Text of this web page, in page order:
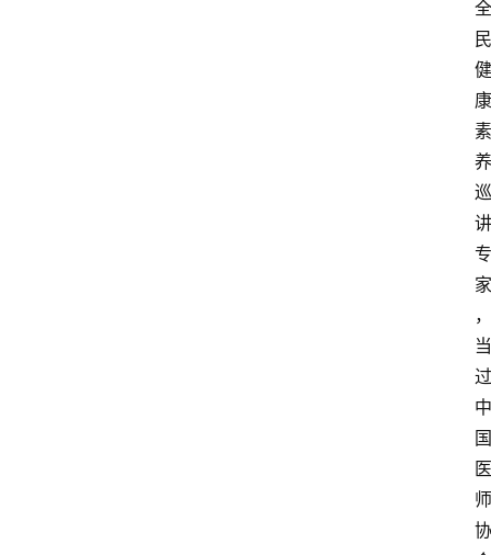
全
民
健
康
素
养
巡
讲
专
家
，
当
过
中
国
医
师
协